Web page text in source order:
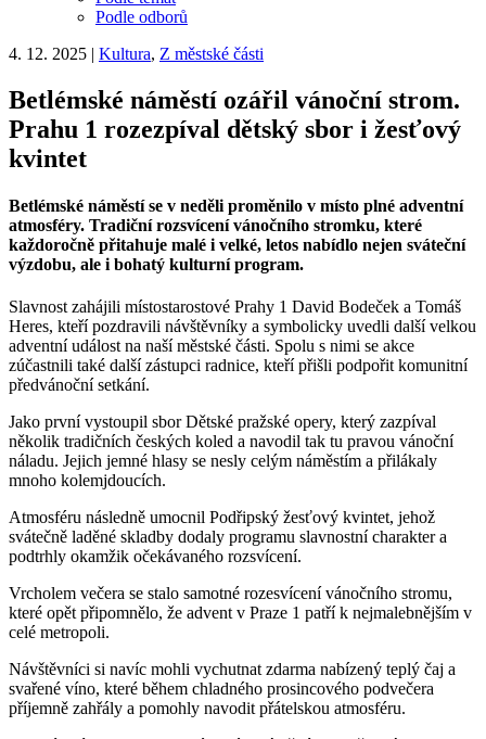
Podle odborů
4. 12. 2025 | Kultura, Z městské části
Betlémské náměstí ozářil vánoční strom.
Prahu 1 rozezpíval dětský sbor i žesťový
kvintet
Betlémské náměstí se v neděli proměnilo v místo plné adventní
atmosféry. Tradiční rozsvícení vánočního stromku, které
každoročně přitahuje malé i velké, letos nabídlo nejen sváteční
výzdobu, ale i bohatý kulturní program.
Slavnost zahájili místostarostové Prahy 1 David Bodeček a Tomáš
Heres, kteří pozdravili návštěvníky a symbolicky uvedli další velkou
adventní událost na naší městské části. Spolu s nimi se akce
zúčastnili také další zástupci radnice, kteří přišli podpořit komunitní
předvánoční setkání.
Jako první vystoupil sbor Dětské pražské opery, který zazpíval
několik tradičních českých koled a navodil tak tu pravou vánoční
náladu. Jejich jemné hlasy se nesly celým náměstím a přilákaly
mnoho kolemjdoucích.
Atmosféru následně umocnil Podřipský žesťový kvintet, jehož
svátečně laděné skladby dodaly programu slavnostní charakter a
podtrhly okamžik očekávaného rozsvícení.
Vrcholem večera se stalo samotné rozesvícení vánočního stromu,
které opět připomnělo, že advent v Praze 1 patří k nejmalebnějším v
celé metropoli.
Návštěvníci si navíc mohli vychutnat zdarma nabízený teplý čaj a
svařené víno, které během chladného prosincového podvečera
příjemně zahřály a pomohly navodit přátelskou atmosféru.